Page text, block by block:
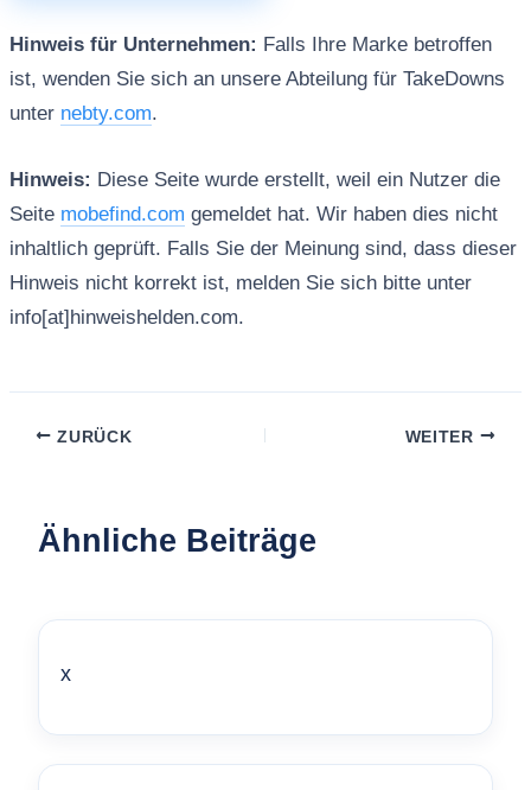
Hinweis für Unternehmen: Falls Ihre Marke betroffen
ist, wenden Sie sich an unsere Abteilung für TakeDowns
unter nebty.com.
Hinweis: Diese Seite wurde erstellt, weil ein Nutzer die
Seite mobefind.com gemeldet hat. Wir haben dies nicht
inhaltlich geprüft. Falls Sie der Meinung sind, dass dieser
Hinweis nicht korrekt ist, melden Sie sich bitte unter
info[at]hinweishelden.com.
ZURÜCK WEITER
Ähnliche Beiträge
x